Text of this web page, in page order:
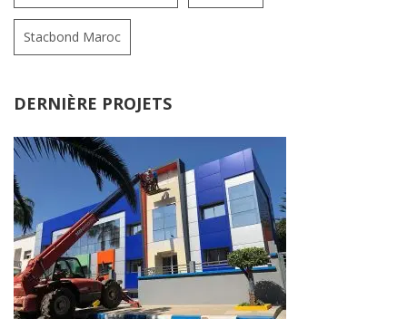
Stacbond Maroc
DERNIÈRE PROJETS